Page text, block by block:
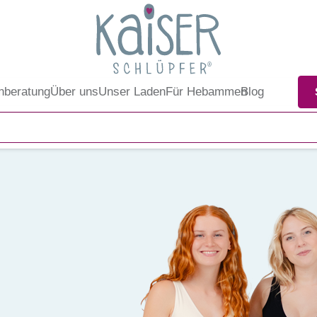
Über unsUnser LadenFür HebammenBlog